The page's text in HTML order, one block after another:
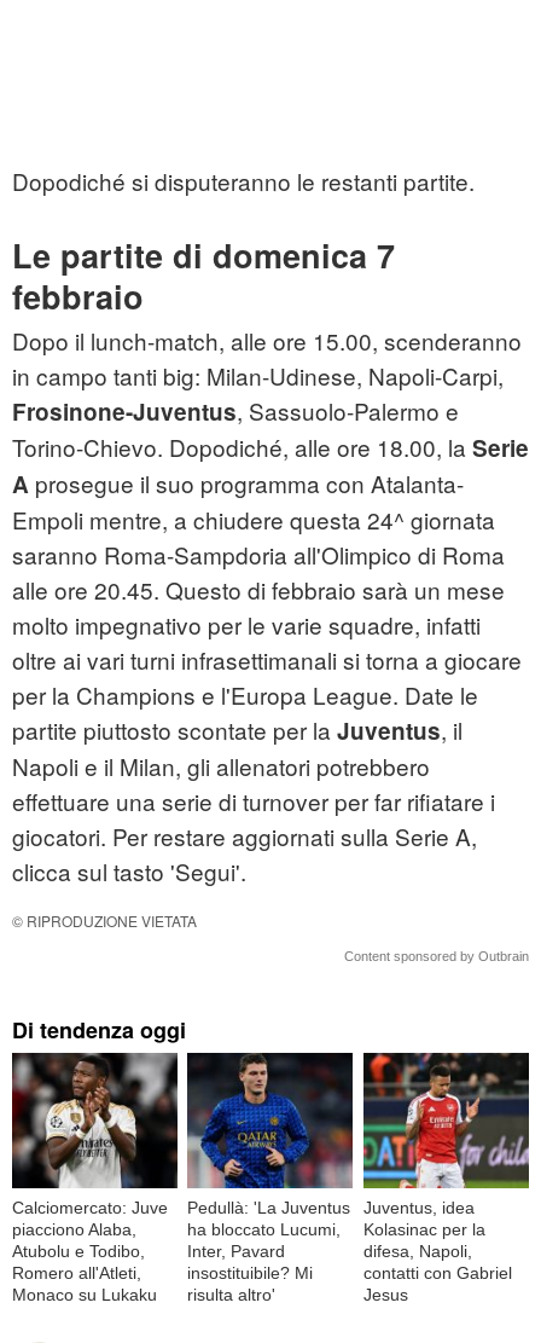
Dopodiché si disputeranno le restanti partite.
Le partite di domenica 7
febbraio
Dopo il lunch-match, alle ore 15.00, scenderanno
in campo tanti big: Milan-Udinese, Napoli-Carpi,
Frosinone-Juventus, Sassuolo-Palermo e
Torino-Chievo. Dopodiché, alle ore 18.00, la Serie
A prosegue il suo programma con Atalanta-
Empoli mentre, a chiudere questa 24^ giornata
saranno Roma-Sampdoria all'Olimpico di Roma
alle ore 20.45. Questo di febbraio sarà un mese
molto impegnativo per le varie squadre, infatti
oltre ai vari turni infrasettimanali si torna a giocare
per la Champions e l'Europa League. Date le
partite piuttosto scontate per la Juventus, il
Napoli e il Milan, gli allenatori potrebbero
effettuare una serie di turnover per far rifiatare i
giocatori. Per restare aggiornati sulla Serie A,
clicca sul tasto 'Segui'.
© RIPRODUZIONE VIETATA
Content sponsored by Outbrain
Di tendenza oggi
Calciomercato: Juve
piacciono Alaba,
Atubolu e Todibo,
Romero all'Atleti,
Monaco su Lukaku
Pedullà: 'La Juventus
ha bloccato Lucumi,
Inter, Pavard
insostituibile? Mi
risulta altro'
Juventus, idea
Kolasinac per la
difesa, Napoli,
contatti con Gabriel
Jesus